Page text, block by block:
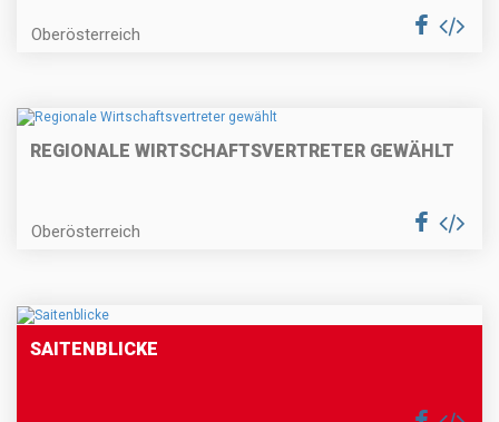
Oberösterreich
REGIONALE WIRTSCHAFTSVERTRETER GEWÄHLT
Oberösterreich
SAITENBLICKE